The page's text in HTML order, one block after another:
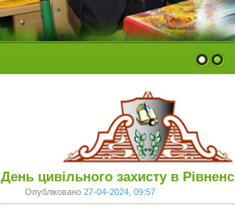
1 2
День цивільного захисту в
Опубліковано 27-04-2024, 09:57